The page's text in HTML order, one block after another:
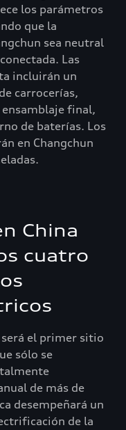
los parámetros
que la
sea neutral
Las
incluirán un
carrocerías,
final,
de baterías. Los
en Changchun
China
cuatro
será el primer sitio
sólo se
de más de
desempeñará un
de la